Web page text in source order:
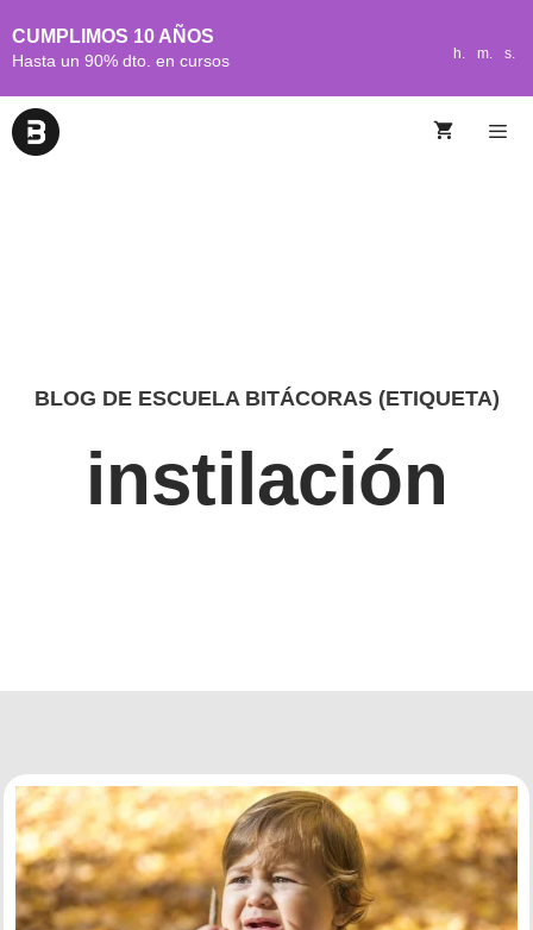
CUMPLIMOS 10 AÑOS
Hasta un 90% dto. en cursos h. m. s.
BLOG DE ESCUELA BITÁCORAS (ETIQUETA)
instilación